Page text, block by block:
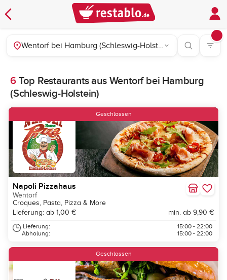
Wentorf bei Hamburg (Schleswig-Holstein)
6Top Restaurants aus Wentorf bei Hamburg
(Schleswig-Holstein)
Geschlossen
Napoli Pizzahaus
Wentorf
Croques, Pasta, Pizza & More
Lieferung: ab 1,00 €
min. ab 9,90 €
Lieferung:
Abholung:
15:00 - 22:00
15:00 - 22:00
Geschlossen